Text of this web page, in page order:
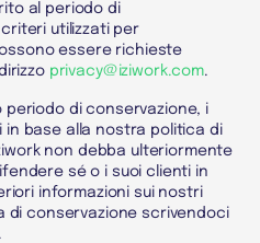
al periodo di
utilizzati per
essere richieste
privacy@iziwork.com.
periodo di conservazione, i
in base alla nostra politica di
non debba ulteriormente
sé o i suoi clienti in
informazioni sui nostri
di conservazione scrivendoci